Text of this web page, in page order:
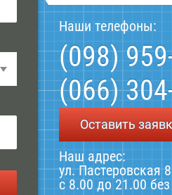
Наши телефоны:
(098)
(066)
Оставить
Наш адрес:
ул. Пастеровская
с 8.00 до 21.00